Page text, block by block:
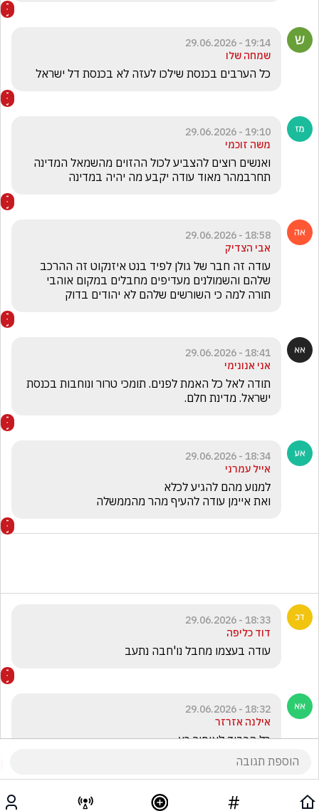
19:14 - 29.06.2026
שמחה שלו
כל הערבים בכנסת שילכו לעזה לא בכנסת דל ישראל
19:10 - 29.06.2026
משה זוכמי
תחרבמהר מאוד עודה יקבע מה יהיה במדינה
18:58 - 29.06.2026
אבי הצדיק
תורה למה כי השורשים שלהם לא יהודים בדוק
18:41 - 29.06.2026
אני אנונימי
ישראל. מדינת חלם.
18:34 - 29.06.2026
אייל עמרני
ואת איימן עודה להעיף מהר מהממשלה
18:33 - 29.06.2026
דוד כליפה
עודה בעצמו מחבל נו'חבה נתעב
18:32 - 29.06.2026
אילנה אזרזר
כל הכבוד לאופיר כץ